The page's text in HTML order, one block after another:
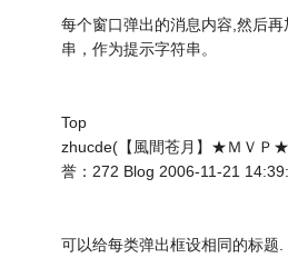
每个窗口弹出的消息内容,然后
串，作为提示字符串。
Top
zhucde(【風間苍月】★ＭＶＰ
誉：272 Blog 2006-11-21
可以给每类弹出框设相同的标题.